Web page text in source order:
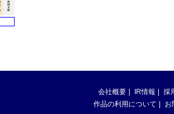
会社概要 IR情報 採
作品の利用について
お